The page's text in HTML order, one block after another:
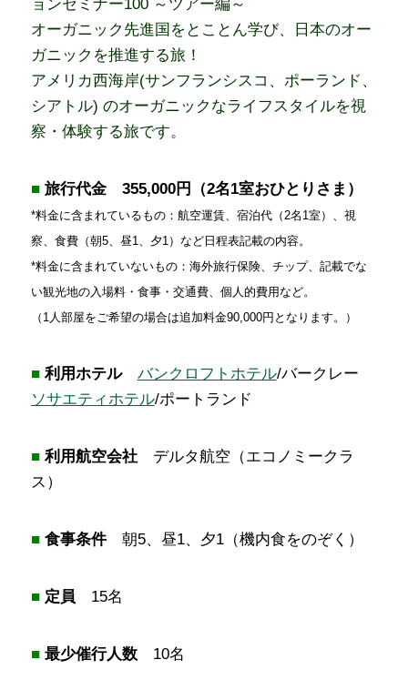
ョンセミナー100 ～ツアー編～
オーガニック先進国をとことん学び、日本のオー
ガニックを推進する旅！
アメリカ西海岸(サンフランシスコ、ポーランド、
シアトル) のオーガニックなライフスタイルを視
察・体験する旅です。
■ 旅行代金 355,000円（2名1室おひとりさま）
*料金に含まれているもの：航空運賃、宿泊代（2名1室）、視
察、食費（朝5、昼1、夕1）など日程表記載の内容。
*料金に含まれていないもの：海外旅行保険、チップ、記載でな
い観光地の入場料・食事・交通費、個人的費用など。
（1人部屋をご希望の場合は追加料金90,000円となります。）
■ 利用ホテル バンクロフトホテル/バークレー
ソサエティホテル/ポートランド
■ 利用航空会社デルタ航空（エコノミークラ
ス）
■ 食事条件朝5、昼1、夕1（機内食をのぞく）
■ 定員 15名
■ 最少催行人数10名